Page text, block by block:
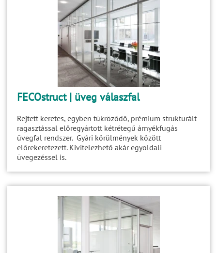
FECOstruct | üveg válaszfal
Rejtett keretes, egyben tükröződő, prémium strukturált
ragasztással előregyártott kétrétegű árnyékfugás
üvegfal rendszer. Gyári körülmények között
előrekeretezett. Kivitelezhető akár egyoldali
üvegezéssel is.